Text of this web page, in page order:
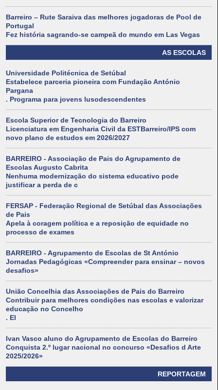
Barreiro – Rute Saraiva das melhores jogadoras de Pool de
Portugal
Fez história sagrando-se campeã do mundo em Las Vegas
AS ESCOLAS
Universidade Politécnica de Setúbal
Estabelece parceria pioneira com Fundação António
Pargana
. Programa para jovens lusodescendentes
Escola Superior de Tecnologia do Barreiro
Licenciatura em Engenharia Civil da ESTBarreiro/IPS com
novo plano de estudos em 2026/2027
BARREIRO - Associação de Pais do Agrupamento de
Escolas Augusto Cabrita
Nenhuma modernização do sistema educativo pode
justificar a perda de c
FERSAP - Federação Regional de Setúbal das Associações
de Pais
Apela à coragem política e a reposição de equidade no
processo de exames
BARREIRO - Agrupamento de Escolas de St António
Jornadas Pedagógicas «Compreender para ensinar – novos
desafios»
União Concelhia das Associações de Pais do Barreiro
Contribuir para melhores condições nas escolas e valorizar
educação no Concelho
. El
Ivan Vasco aluno do Agrupamento de Escolas do Barreiro
Conquista 2.º lugar nacional no concurso «Desafios d Arte
2025/2026»
REPORTAGEM